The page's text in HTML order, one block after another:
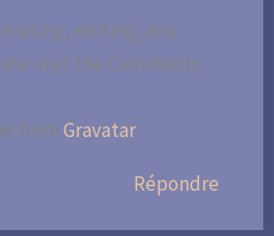
editing, and
visit the Comments
fromGravatar.
Répondre